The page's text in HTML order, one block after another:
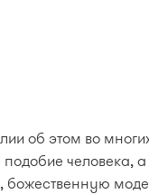
об этом во
человека, а
божественную